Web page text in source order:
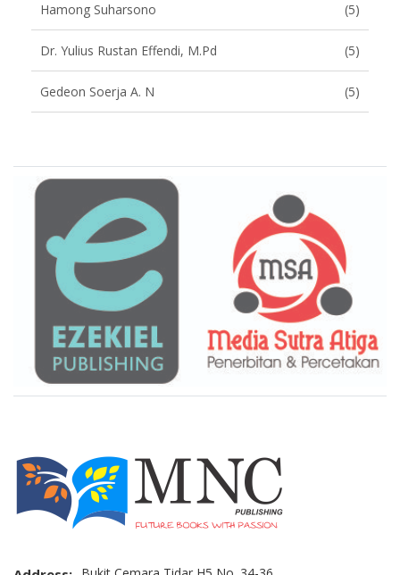
Hamong Suharsono (5)
Dr. Yulius Rustan Effendi, M.Pd (5)
Gedeon Soerja A. N (5)
Brand Slider